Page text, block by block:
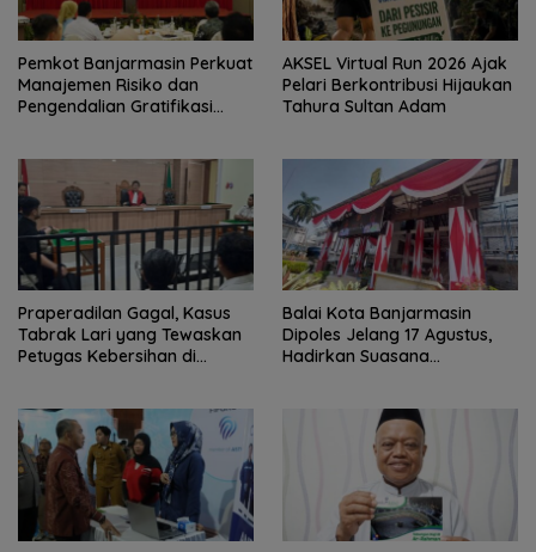
Pemkot Banjarmasin Perkuat
Manajemen Risiko dan
Pengendalian Gratifikasi
AKSEL Virtual Run 2026 Ajak
Pelari Berkontribusi Hijaukan
Tahura Sultan Adam
Praperadilan Gagal, Kasus
Tabrak Lari yang Tewaskan
Petugas Kebersihan di
Balai Kota Banjarmasin
Dipoles Jelang 17 Agustus,
Hadirkan Suasana